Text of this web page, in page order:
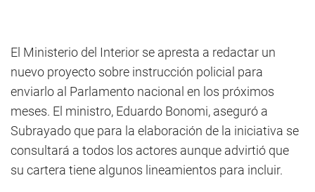
El Ministerio del Interior se apresta a redactar un
nuevo proyecto sobre instrucción policial para
enviarlo al Parlamento nacional en los próximos
meses. El ministro, Eduardo Bonomi, aseguró a
Subrayado que para la elaboración de la iniciativa se
consultará a todos los actores aunque advirtió que
su cartera tiene algunos lineamientos para incluir.